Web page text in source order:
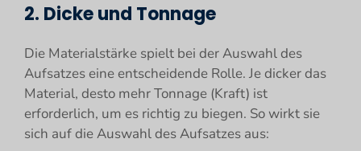
2. Dicke und Tonnage
Die Materialstärke spielt bei der Auswahl des
Aufsatzes eine entscheidende Rolle. Je dicker das
Material, desto mehr Tonnage (Kraft) ist
erforderlich, um es richtig zu biegen. So wirkt sie
sich auf die Auswahl des Aufsatzes aus: